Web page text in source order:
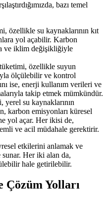
bazı temel
özellikle su kaynaklarının kıt
yol açabilir. Karbon
ve iklim değişikliğiyle
özellikle suyun
ölçülebilir ve kontrol
ise, enerji kullanım verileri ve
takip etmek mümkündür.
yerel su kaynaklarının
karbon emisyonları küresel
yol açar. Her ikisi de,
ve acil müdahale gerektirir.
etkilerini anlamak ve
sunar. Her iki alan da,
hale getirilebilir.
Çözüm Yolları